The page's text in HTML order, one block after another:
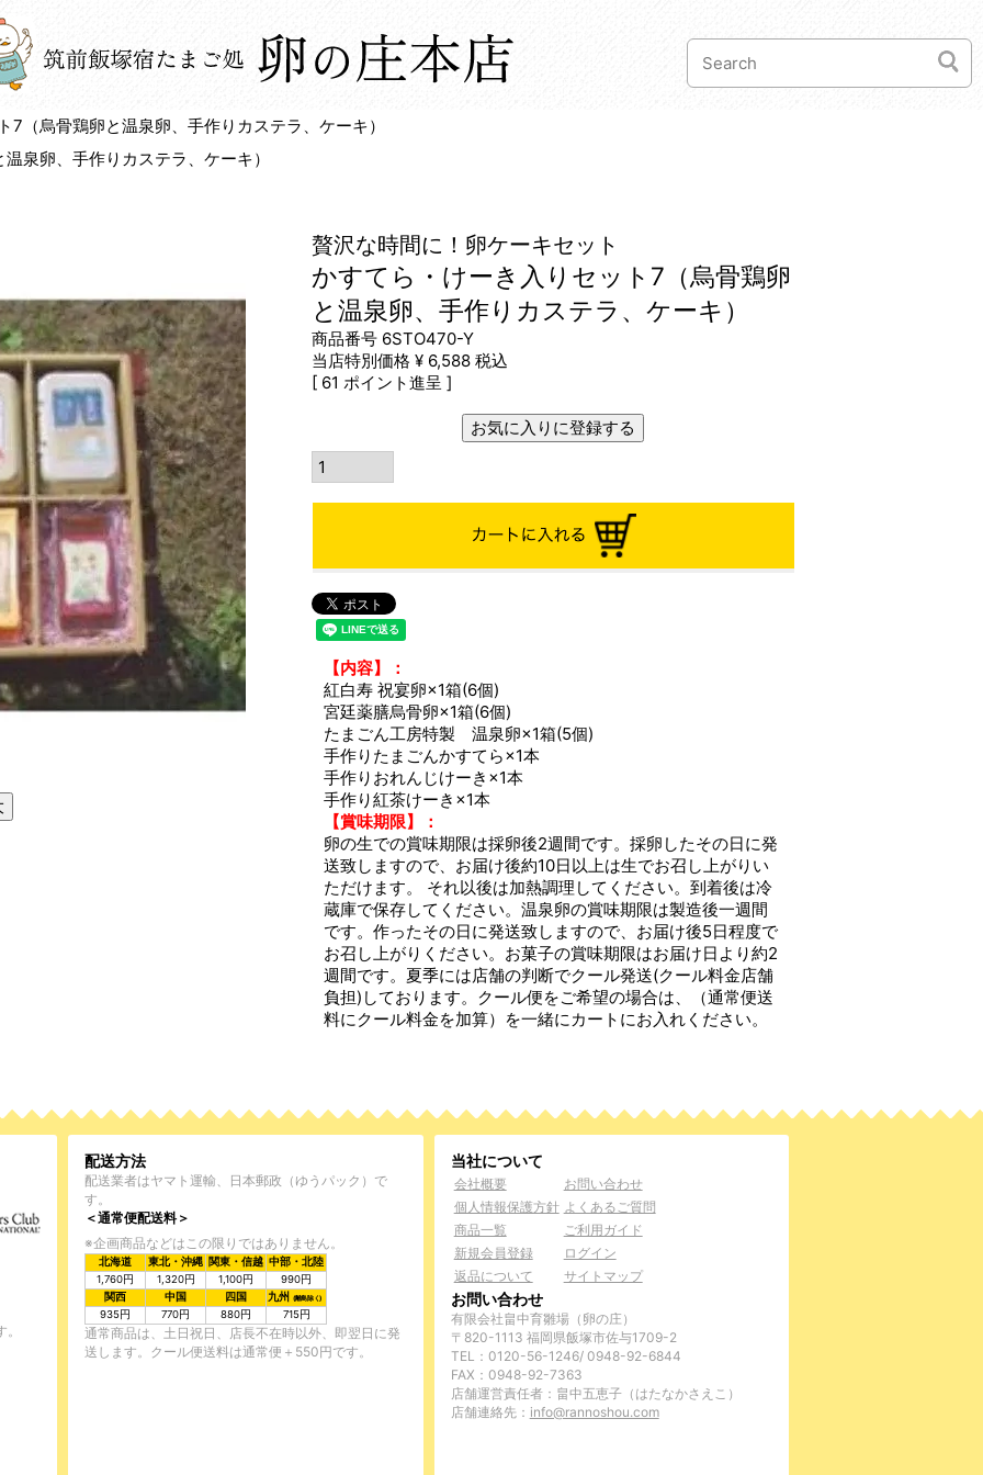
7（烏骨鶏卵と温泉卵、手作りカステラ、ケーキ）
泉卵、手作りカステラ、ケーキ）
贅沢な時間に！卵ケーキセット
かすてら・けーき入りセット7（烏骨鶏卵
と温泉卵、手作りカステラ、ケーキ）
商品番号 6STO470-Y
当店特別価格 ¥ 6,588 税込
[ 61 ポイント進呈 ]
お気に入りに登録する
【内容】：
紅白寿 祝宴卵×1箱(6個)
宮廷薬膳烏骨卵×1箱(6個)
たまごん工房特製 温泉卵×1箱(5個)
手作りたまごんかすてら×1本
手作りおれんじけーき×1本
手作り紅茶けーき×1本
【賞味期限】：
卵の生での賞味期限は採卵後2週間です。採卵したその日に発
送致しますので、お届け後約10日以上は生でお召し上がりい
ただけます。 それ以後は加熱調理してください。到着後は冷
蔵庫で保存してください。温泉卵の賞味期限は製造後一週間
です。作ったその日に発送致しますので、お届け後5日程度で
お召し上がりください。お菓子の賞味期限はお届け日より約2
週間です。夏季には店舗の判断でクール発送(クール料金店舗
負担)しております。クール便をご希望の場合は、（通常便送
料にクール料金を加算）を一緒にカートにお入れください。
配送方法
配送業者はヤマト運輸、日本郵政（ゆうパック）で
す。
＜通常便配送料＞
※企画商品などはこの限りではありません。
北海道 東北・沖縄 関東・信越 中部・北陸
1,760円
1,320円 1,100円
990円
関西
中国 四国 九州 (離島除く)
935円 770円 880円 715円
通常商品は、土日祝日、店長不在時以外、即翌日に発
送します。クール便送料は通常便＋550円です。
当社について
会社概要
お問い合わせ
個人情報保護方針 よくあるご質問
商品一覧
ご利用ガイド
新規会員登録
ログイン
返品について
サイトマップ
お問い合わせ
有限会社畠中育雛場（卵の庄）
〒820-1113 福岡県飯塚市佐与1709-2
TEL：0120-56-1246/ 0948-92-6844
FAX：0948-92-7363
店舗運営責任者：畠中五恵子（はたなかさえこ）
店舗連絡先： info@rannoshou.com